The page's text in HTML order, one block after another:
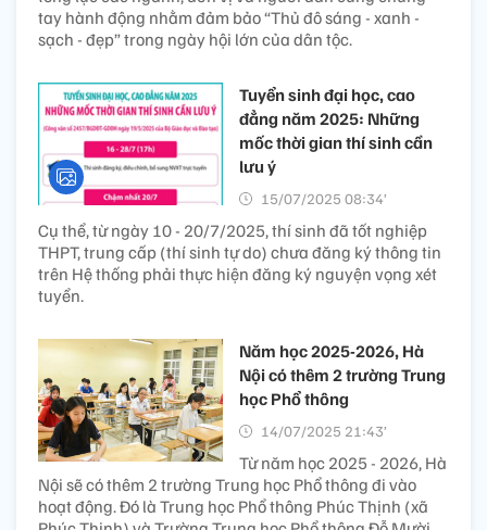
tay hành động nhằm đảm bảo “Thủ đô sáng - xanh -
sạch - đẹp” trong ngày hội lớn của dân tộc.
Tuyển sinh đại học, cao
đẳng năm 2025: Những
mốc thời gian thí sinh cần
lưu ý
15/07/2025 08:34’
Cụ thể, từ ngày 10 - 20/7/2025, thí sinh đã tốt nghiệp
THPT, trung cấp (thí sinh tự do) chưa đăng ký thông tin
trên Hệ thống phải thực hiện đăng ký nguyện vọng xét
tuyển.
Năm học 2025-2026, Hà
Nội có thêm 2 trường Trung
học Phổ thông
14/07/2025 21:43’
Từ năm học 2025 - 2026, Hà
Nội sẽ có thêm 2 trường Trung học Phổ thông đi vào
hoạt động. Đó là Trung học Phổ thông Phúc Thịnh (xã